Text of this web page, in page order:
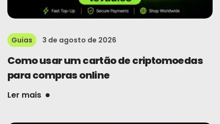
Guias 3 de agosto de 2026
Como usar um cartão de criptomoedas
para compras online
Ler mais